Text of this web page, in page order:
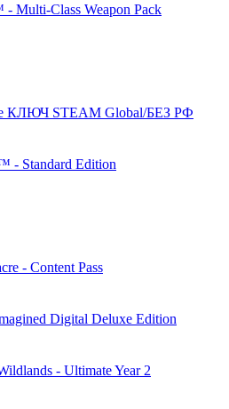
Multi-Class Weapon Pack
КЛЮЧ STEAM Global/БЕЗ РФ
- Standard Edition
- Content Pass
Digital Deluxe Edition
- Ultimate Year 2